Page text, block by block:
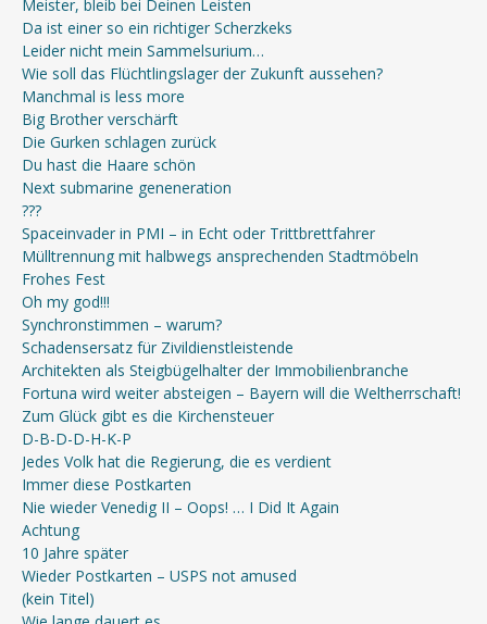
Meister, bleib bei Deinen Leisten
Da ist einer so ein richtiger Scherzkeks
Leider nicht mein Sammelsurium…
Wie soll das Flüchtlingslager der Zukunft aussehen?
Manchmal is less more
Big Brother verschärft
Die Gurken schlagen zurück
Du hast die Haare schön
Next submarine geneneration
???
Spaceinvader in PMI – in Echt oder Trittbrettfahrer
Mülltrennung mit halbwegs ansprechenden Stadtmöbeln
Frohes Fest
Oh my god!!!
Synchronstimmen – warum?
Schadensersatz für Zivildienstleistende
Architekten als Steigbügelhalter der Immobilienbranche
Fortuna wird weiter absteigen – Bayern will die Weltherrschaft!
Zum Glück gibt es die Kirchensteuer
D-B-D-D-H-K-P
Jedes Volk hat die Regierung, die es verdient
Immer diese Postkarten
Nie wieder Venedig II – Oops! … I Did It Again
Achtung
10 Jahre später
Wieder Postkarten – USPS not amused
(kein Titel)